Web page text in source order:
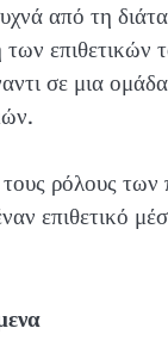
από τη
επιθετικών
σε μια
ρόλους
επιθετικό